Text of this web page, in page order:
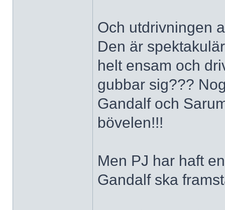
Och utdrivningen
Den är
helt ensam och
gubbar sig???
Gandalf och
bövelen!!!
Men PJ har haft
Gandalf ska